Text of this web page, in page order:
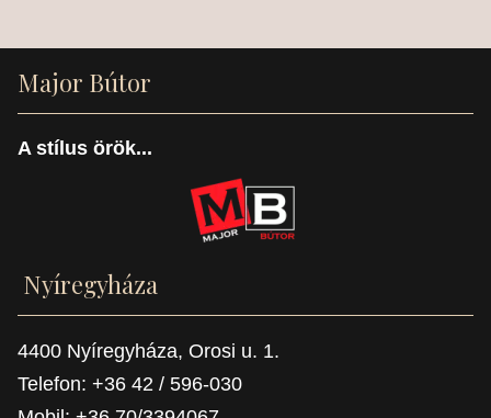
Major Bútor
A stílus örök...
Nyíregyháza
4400 Nyíregyháza, Orosi u. 1.
Telefon: +36 42 / 596-030